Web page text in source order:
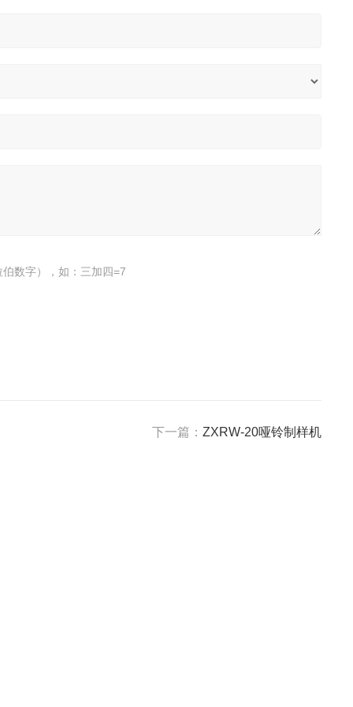
数字），如：三加四=7
下一篇： ZXRW-20哑铃制样机